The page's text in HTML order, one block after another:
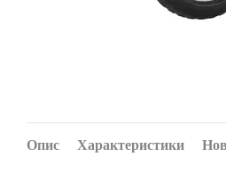
Опис Характеристики